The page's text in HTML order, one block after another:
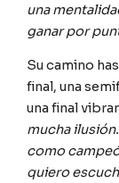
una
ganar por
Su camino
final, una
una final
mucha
como
quiero